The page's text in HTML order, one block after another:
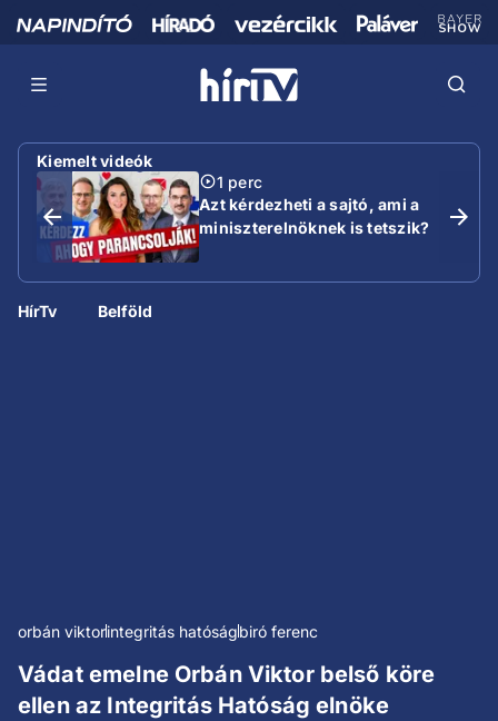
Kiemelt videók
1 perc
Azt kérdezheti a sajtó, ami a
miniszterelnöknek is tetszik?
HírTv Belföld
orbán viktorintegritás hatóságbiró ferenc
Vádat emelne Orbán Viktor belső köre
ellen az Integritás Hatóság elnöke